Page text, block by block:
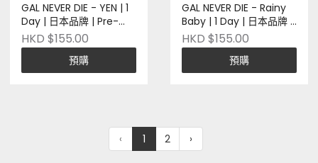
GAL NEVER DIE - YEN | 1
Day | 日本品牌 | Pre-
order
HKD $155.00
預購
GAL NEVER DIE - Rainy
Baby | 1 Day | 日本品牌 |
Pre-order
HKD $155.00
預購
‹ 1 2 ›